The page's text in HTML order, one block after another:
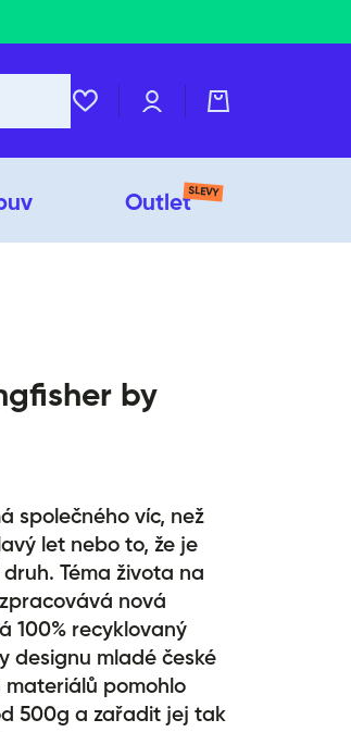
PřihlášeníKošík
Outlet
SLEVY
by
společného víc, než
let nebo to, že je
Téma života na
nová
100% recyklovaný
designu mladé české
materiálů pomohlo
500g a zařadit jej tak